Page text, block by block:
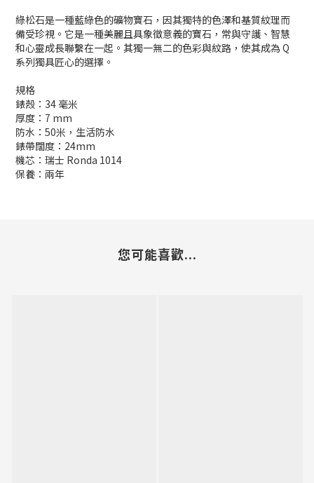
綠松石是一種藍綠色的礦物寶石，因其獨特的色澤和基質紋理而
備受珍視。它是一種美麗且具象徵意義的寶石，常與守護、智慧
和心靈成長聯繫在一起。其獨一無二的色彩與紋路，使其成為 Q
系列獨具匠心的選擇。
規格
錶殼：34 毫米
厚度：7 mm
防水：50米，生活防水
錶帶闊度：24mm
機芯：瑞士 Ronda 1014
保養：兩年
您可能喜歡...